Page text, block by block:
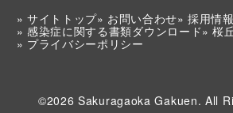
サイトトップ お問い合わせ
採用情報
感染症に関する書類ダウンロード
桜
プライバシーポリシー
©2026 Sakuragaoka Gakuen. All